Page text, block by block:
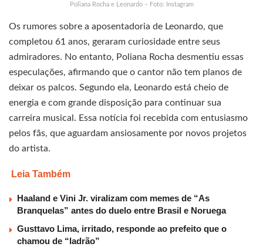
Poliana Rocha e Leonardo – Foto: Instagram
Os rumores sobre a aposentadoria de Leonardo, que
completou 61 anos, geraram curiosidade entre seus
admiradores. No entanto, Poliana Rocha desmentiu essas
especulações, afirmando que o cantor não tem planos de
deixar os palcos. Segundo ela, Leonardo está cheio de
energia e com grande disposição para continuar sua
carreira musical. Essa notícia foi recebida com entusiasmo
pelos fãs, que aguardam ansiosamente por novos projetos
do artista.
Leia Também
Haaland e Vini Jr. viralizam com memes de “As
Branquelas” antes do duelo entre Brasil e Noruega
Gusttavo Lima, irritado, responde ao prefeito que o
chamou de “ladrão”